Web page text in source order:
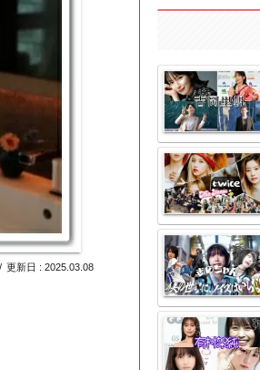
2025.03.08